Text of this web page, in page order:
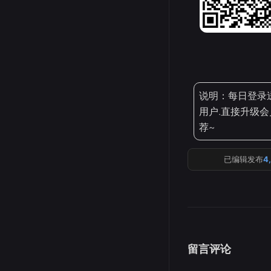
说明：每日登
用户.直接升级
荐~
已编辑发布
留言评论